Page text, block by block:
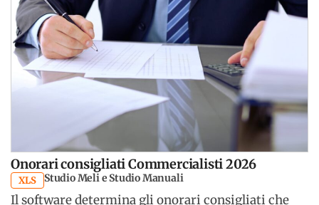
Onorari consigliati Commercialisti 2026
XLS Studio Meli e Studio Manuali
Il software determina gli onorari consigliati che